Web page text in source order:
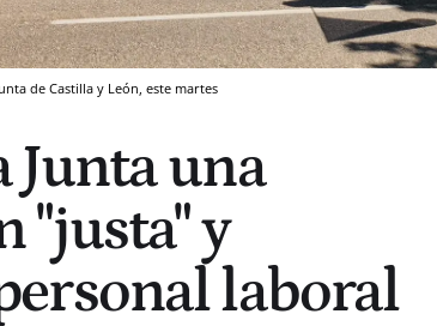
de Castilla y León, este martes
Junta una
"justa" y
laboral